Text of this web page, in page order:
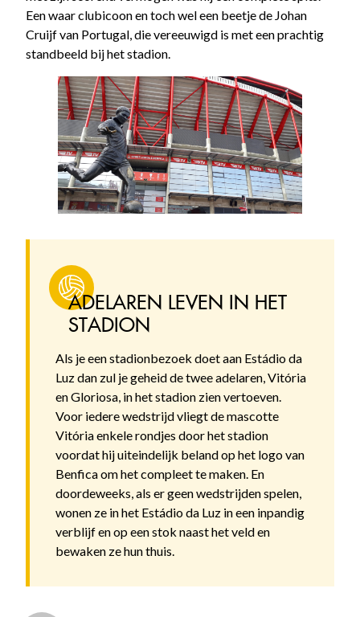
Een waar clubicoon en toch wel een beetje de Johan
Cruijf van Portugal, die vereeuwigd is met een prachtig
standbeeld bij het stadion.
ADELAREN LEVEN IN HET
STADION
Als je een stadionbezoek doet aan Estádio da
Luz dan zul je geheid de twee adelaren, Vitória
en Gloriosa, in het stadion zien vertoeven.
Voor iedere wedstrijd vliegt de mascotte
Vitória enkele rondjes door het stadion
voordat hij uiteindelijk beland op het logo van
Benfica om het compleet te maken. En
doordeweeks, als er geen wedstrijden spelen,
wonen ze in het Estádio da Luz in een inpandig
verblijf en op een stok naast het veld en
bewaken ze hun thuis.